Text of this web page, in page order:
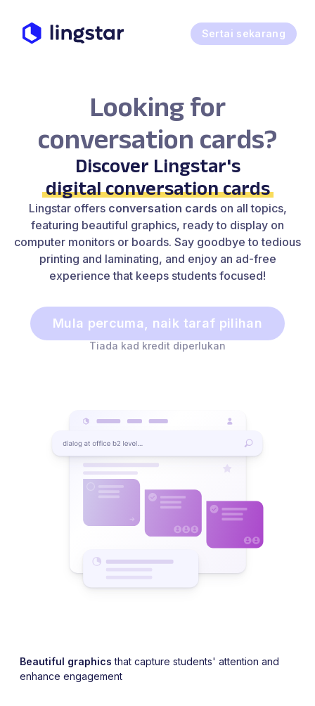
Sertai sekarang
Looking for
conversation cards?
Discover Lingstar's
digital conversation cards
Lingstar offers conversation cards on all topics,
featuring beautiful graphics, ready to display on
computer monitors or boards. Say goodbye to tedious
printing and laminating, and enjoy an ad-free
experience that keeps students focused!
Mula percuma, naik taraf pilihan
Tiada kad kredit diperlukan
Beautiful graphics that capture students' attention and
enhance engagement